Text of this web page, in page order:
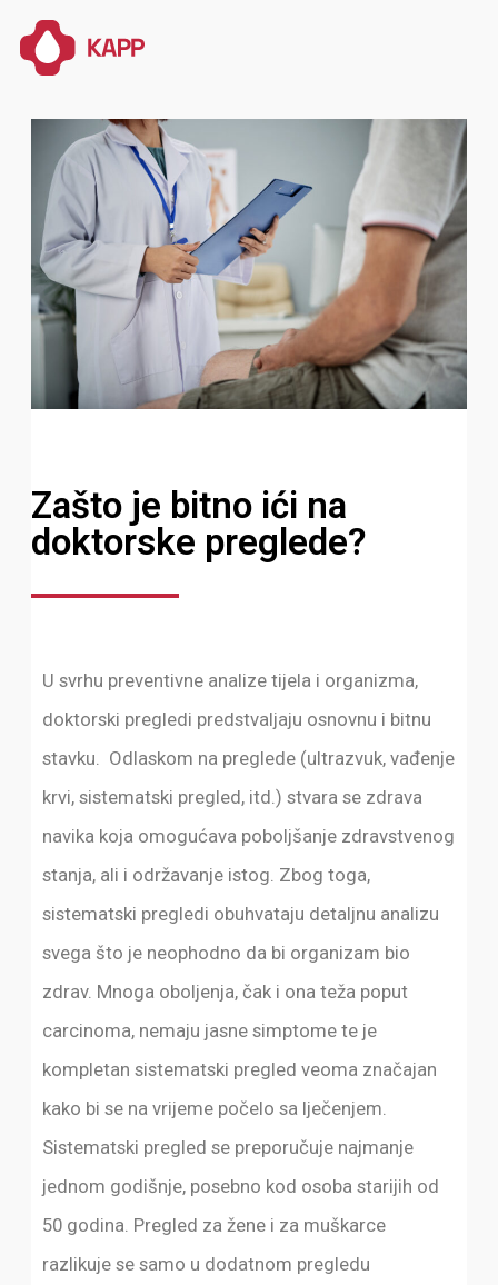
Zašto je bitno ići na
doktorske preglede?
U svrhu preventivne analize tijela i organizma,
doktorski pregledi predstvaljaju osnovnu i bitnu
stavku. Odlaskom na preglede (ultrazvuk, vađenje
krvi, sistematski pregled, itd.) stvara se zdrava
navika koja omogućava poboljšanje zdravstvenog
stanja, ali i održavanje istog. Zbog toga,
sistematski pregledi obuhvataju detaljnu analizu
svega što je neophodno da bi organizam bio
zdrav. Mnoga oboljenja, čak i ona teža poput
carcinoma, nemaju jasne simptome te je
kompletan sistematski pregled veoma značajan
kako bi se na vrijeme počelo sa lječenjem.
Sistematski pregled se preporučuje najmanje
jednom godišnje, posebno kod osoba starijih od
50 godina. Pregled za žene i za muškarce
razlikuje se samo u dodatnom pregledu